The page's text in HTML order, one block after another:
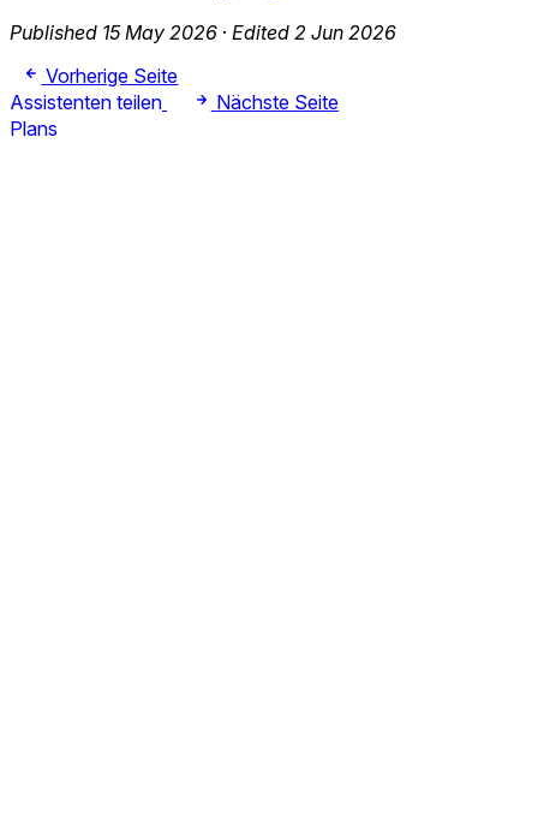
Published 15 May 2026 · Edited 2 Jun 2026
Vorherige Seite
Assistenten teilen
Nächste Seite
Plans